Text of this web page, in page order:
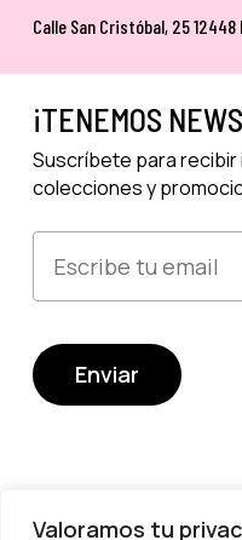
Valoramos tu
Calle San Cristóbal, 25
¡TENEMOS
Suscríbete para
colecciones y